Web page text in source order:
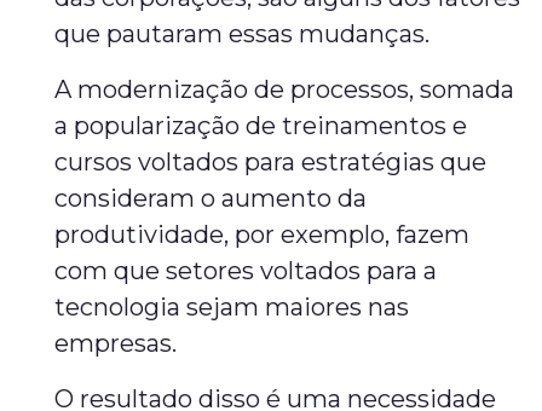
que pautaram essas mudanças.
A modernização de processos, somada
a popularização de treinamentos e
cursos voltados para estratégias que
consideram o aumento da
produtividade, por exemplo, fazem
com que setores voltados para a
tecnologia sejam maiores nas
empresas.
O resultado disso é uma necessidade